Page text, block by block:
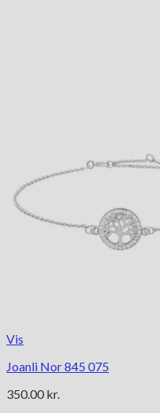
Vis
Joanli Nor 845 075
350.00 kr.